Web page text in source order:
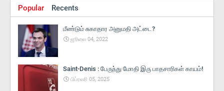
Popular Recents
மீண்டும் சுகாதார அனுமதி அட்டை?
ஜூலை 04, 2022
Saint-Denis : பேருந்து மோதி இரு பாதசாரிகள் காயம்!
பிப்ரவரி 05, 2025